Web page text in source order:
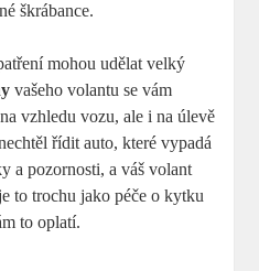
škrábance.
mohou udělat velký
vašeho volantu se vám
vzhledu vozu, ale i na úlevě
řídit auto, které vypadá
a pozornosti, a váš volant
to trochu jako péče o kytku
to oplatí.